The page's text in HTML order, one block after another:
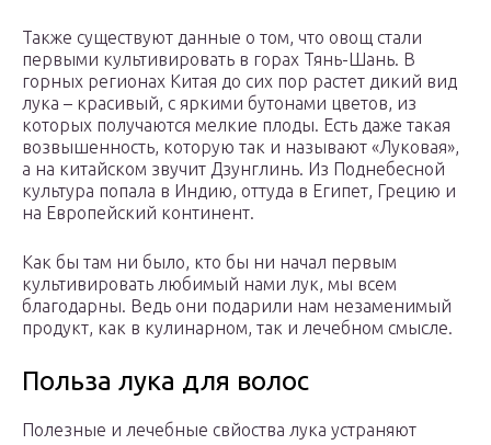
Также существуют данные о том, что овощ стали
первыми культивировать в горах Тянь-Шань. В
горных регионах Китая до сих пор растет дикий вид
лука – красивый, с яркими бутонами цветов, из
которых получаются мелкие плоды. Есть даже такая
возвышенность, которую так и называют «Луковая»,
а на китайском звучит Дзунглинь. Из Поднебесной
культура попала в Индию, оттуда в Египет, Грецию и
на Европейский континент.
Как бы там ни было, кто бы ни начал первым
культивировать любимый нами лук, мы всем
благодарны. Ведь они подарили нам незаменимый
продукт, как в кулинарном, так и лечебном смысле.
Польза лука для волос
Полезные и лечебные свйоства лука устраняют